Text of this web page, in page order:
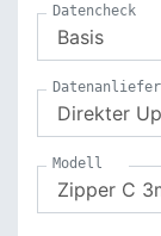
Datencheck
Modell